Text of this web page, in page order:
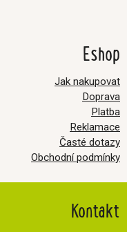
Kontakt
Eshop
Jak nakupovat
Doprava
Platba
Reklamace
Časté dotazy
Obchodní podmínky